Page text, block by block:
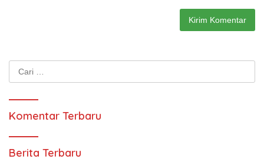
Komentar Terbaru
Berita Terbaru